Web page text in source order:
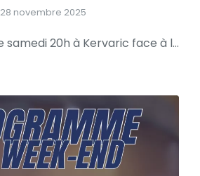
28 novembre 2025
Match à domicile samedi 20h à Kervaric face à l’UST Équeudreville. L’’équipe de Vincent va tout faire pour garder son invincibilité à la maison et surtout rester dans le haut de classement.VENEZ NOMBREUX LES SUPPORTER ET FAIRE DU BRUIT